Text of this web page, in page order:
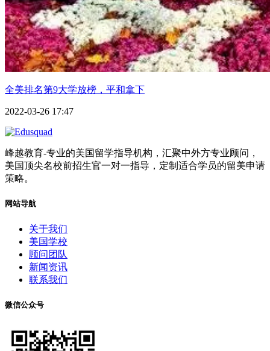
全美排名第9大学放榜，平和拿下
2022-03-26 17:47
峰越教育-专业的美国留学指导机构，汇聚中外方专业顾问，
美国顶尖名校前招生官一对一指导，定制适合学员的留美申请
策略。
网站导航
关于我们
美国学校
顾问团队
新闻资讯
联系我们
微信公众号